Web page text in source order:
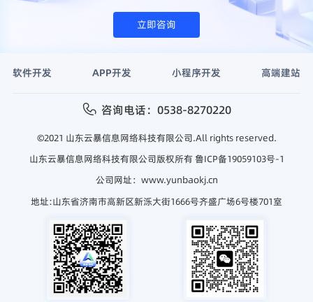
立即咨询
软件开发 APP开发 小程序开发 高端建站
咨询电话：0538-8270220
©2021 山东云暴信息网络科技有限公司.All rights reserved.
山东云暴信息网络科技有限公司版权所有鲁ICP备19059103号-1
公司网址：www.yunbaokj.cn
地址:山东省济南市高新区新泺大街1666号齐盛广场6号楼701室